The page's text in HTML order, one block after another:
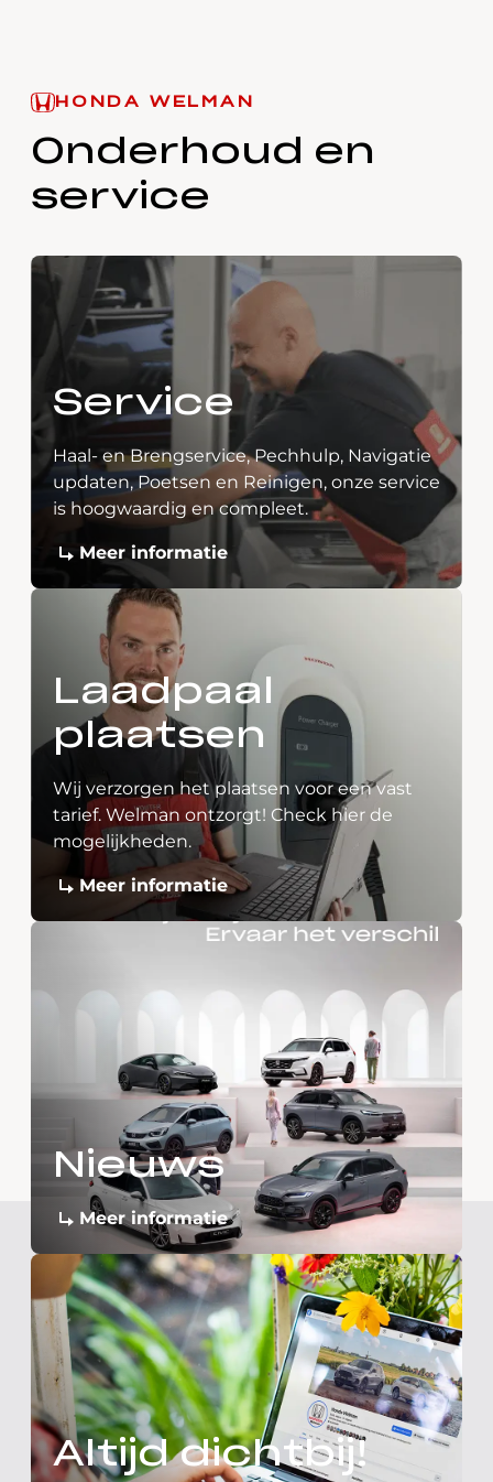
HONDA WELMAN
Onderhoud en
service
Service
Haal- en Brengservice, Pechhulp, Navigatie
updaten, Poetsen en Reinigen, onze service
is hoogwaardig en compleet.
Meer informatie
Laadpaal
plaatsen
Wij verzorgen het plaatsen voor een vast
tarief. Welman ontzorgt! Check hier de
mogelijkheden.
Meer informatie
Nieuws
Meer informatie
Altijd dichtbij!